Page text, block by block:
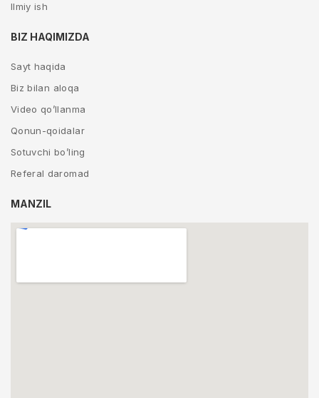
Ilmiy ish
BIZ HAQIMIZDA
Sayt haqida
Biz bilan aloqa
Video qo’llanma
Qonun-qoidalar
Sotuvchi bo’ling
Referal daromad
MANZIL